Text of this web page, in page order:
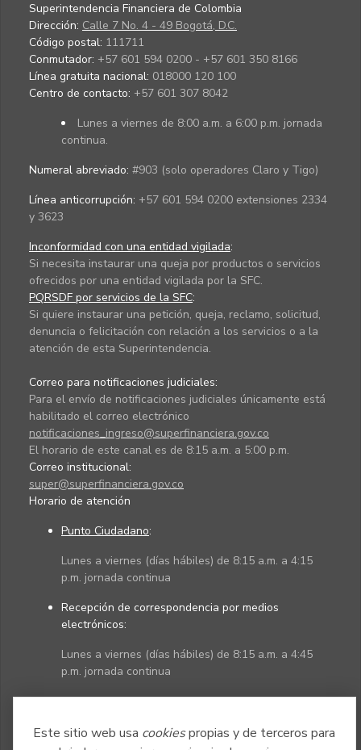
Este sitio web usa cookiespropias y de terceros para
Superintendencia Financiera de Colombia
Dirección: Calle 7 No. 4 - 49 Bogotá, D.C.
Código postal: 111711
Conmutador: +57 601 594 0200 - +57 601 350 8166
Línea gratuita nacional: 018000 120 100
Centro de contacto: +57 601 307 8042
Lunes a viernes de 8:00 a.m. a 6:00 p.m. jornada
continua.
Numeral abreviado: #903 (solo operadores Claro y Tigo)
Línea anticorrupción: +57 601 594 0200 extensiones 2334
y 3623
Inconformidad con una entidad vigilada:
Si necesita instaurar una queja por productos o servicios
ofrecidos por una entidad vigilada por la SFC.
PQRSDF por servicios de la SFC:
Si quiere instaurar una petición, queja, reclamo, solicitud,
denuncia o felicitación con relación a los servicios o a la
atención de esta Superintendencia.
Correo para notificaciones judiciales:
Para el envío de notificaciones judiciales únicamente está
habilitado el correo electrónico
notificaciones_ingreso@superfinanciera.gov.co
El horario de este canal es de 8:15 a.m. a 5:00 p.m.
Correo institucional:
super@superfinanciera.gov.co
Horario de atención
Punto Ciudadano:
Lunes a viernes (días hábiles) de 8:15 a.m. a 4:15
p.m. jornada continua
Recepción de correspondencia por medios
electrónicos:
Lunes a viernes (días hábiles) de 8:15 a.m. a 4:45
p.m. jornada continua